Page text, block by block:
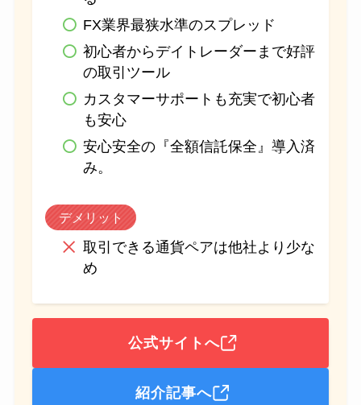
FX業界最狭水準のスプレッド
初心者からデイトレーダーまで好評
の取引ツール
カスタマーサポートも充実で初心者
も安心
安心安全の『全額信託保全』導入済
み。
デメリット
取引できる通貨ペアは他社より少な
め
公式サイトへ
紹介記事へ